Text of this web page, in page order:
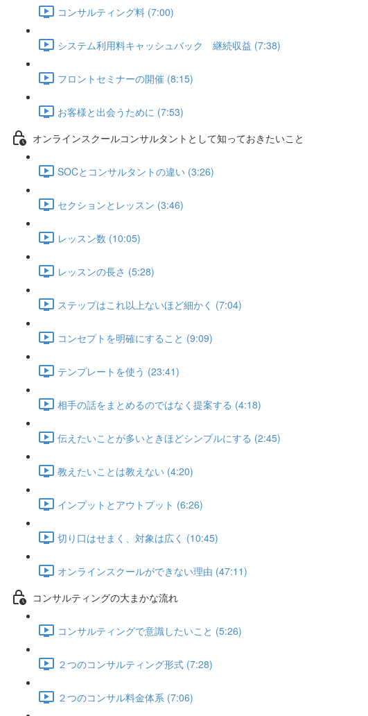
コンサルティング料 (7:00)
システム利用料キャッシュバック 継続収益 (7:38)
フロントセミナーの開催 (8:15)
お客様と出会うために (7:53)
オンラインスクールコンサルタントとして知っておきたいこと
SOCとコンサルタントの違い (3:26)
セクションとレッスン (3:46)
レッスン数 (10:05)
レッスンの長さ (5:28)
ステップはこれ以上ないほど細かく (7:04)
コンセプトを明確にすること (9:09)
テンプレートを使う (23:41)
相手の話をまとめるのではなく提案する (4:18)
伝えたいことが多いときほどシンプルにする (2:45)
教えたいことは教えない (4:20)
インプットとアウトプット (6:26)
切り口はせまく、対象は広く (10:45)
オンラインスクールができない理由 (47:11)
コンサルティングの大まかな流れ
コンサルティングで意識したいこと (5:26)
２つのコンサルティング形式 (7:28)
２つのコンサル料金体系 (7:06)